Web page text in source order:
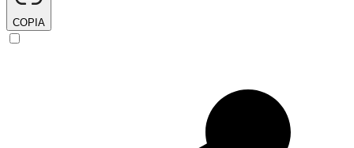
COPIA